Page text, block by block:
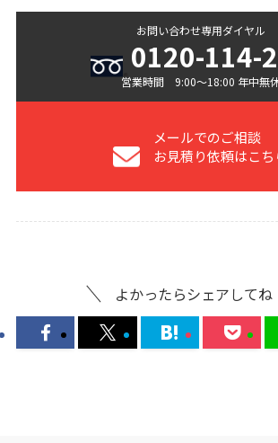
お問い合わせ専用ダイヤル
0120-114-
営業時間 9:00〜18:00 年中無
メールでのご相談
お見積り依頼はこち
よかったらシェアしてね